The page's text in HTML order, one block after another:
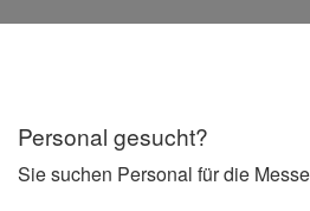
Personal gesucht?
Sie suchen Personal für die